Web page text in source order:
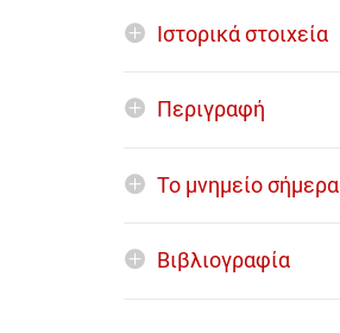
Ιστορικά στοιχεία
Περιγραφή
Το μνημείο σήμερα
Βιβλιογραφία